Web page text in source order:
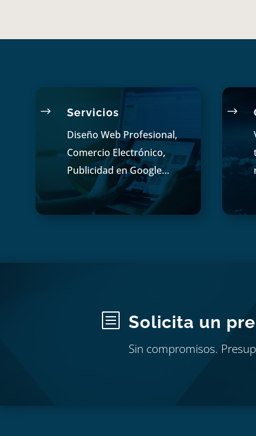
$ Servicios
Diseño Web Profesional,
Comercio Electrónico,
Publicidad en Google…
$
b Solicita un
Sin compromisos.